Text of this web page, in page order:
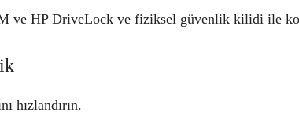
ve HP DriveLock ve fiziksel güvenlik kilidi ile
hızlandırın.